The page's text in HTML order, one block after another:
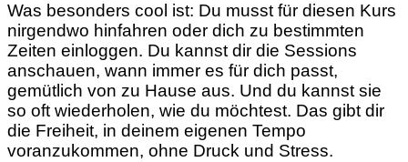
Was besonders cool ist: Du musst für diesen Kurs
nirgendwo hinfahren oder dich zu bestimmten
Zeiten einloggen. Du kannst dir die Sessions
anschauen, wann immer es für dich passt,
gemütlich von zu Hause aus. Und du kannst sie
so oft wiederholen, wie du möchtest. Das gibt dir
die Freiheit, in deinem eigenen Tempo
voranzukommen, ohne Druck und Stress.